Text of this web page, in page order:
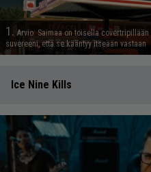
1. Arvio: Saimaa on toisella covertripillään
suvereeni, että se kääntyy itseään vastaan
Ice Nine Kills